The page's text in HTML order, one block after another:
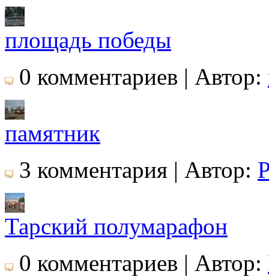
площадь победы
0 комментариев | Автор:
памятник
3 комментария | Автор:
Тарский полумарафон
0 комментариев | Автор: